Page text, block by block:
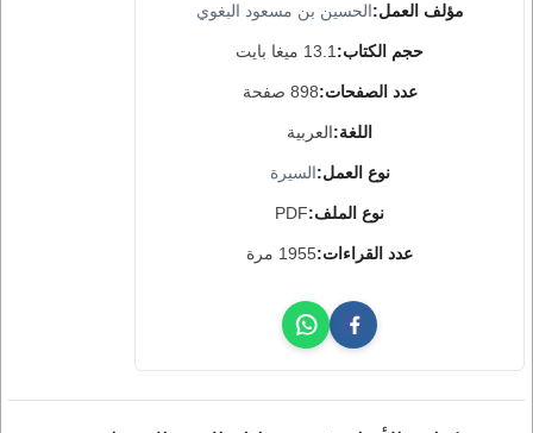
مؤلف العمل:الحسين بن مسعود البغوي
حجم الكتاب: 13.1 ميغا بايت
عدد الصفحات:898 صفحة
اللغة:العربية
نوع العمل:السيرة
نوع الملف:PDF
عدد القراءات:1955 مرة